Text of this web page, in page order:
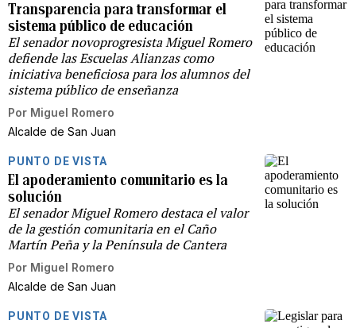
Transparencia para transformar el
sistema público de educación
El senador novoprogresista Miguel Romero
defiende las Escuelas Alianzas como
iniciativa beneficiosa para los alumnos del
sistema público de enseñanza
Por Miguel Romero
Alcalde de San Juan
PUNTO DE VISTA
El apoderamiento comunitario es la
solución
El senador Miguel Romero destaca el valor
de la gestión comunitaria en el Caño
Martín Peña y la Península de Cantera
Por Miguel Romero
Alcalde de San Juan
PUNTO DE VISTA